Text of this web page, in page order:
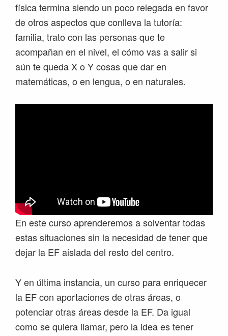
física termina siendo un poco relegada en favor
de otros aspectos que conlleva la tutoría:
familia, trato con las personas que te
acompañan en el nivel, el cómo vas a salir si
aún te queda X o Y cosas que dar en
matemáticas, o en lengua, o en naturales.
En este curso aprenderemos a solventar todas
estas situaciones sin la necesidad de tener que
dejar la EF aislada del resto del centro.
Y en última instancia, un curso para enriquecer
la EF con aportaciones de otras áreas, o
potenciar otras áreas desde la EF. Da igual
como se quiera llamar, pero la idea es tener